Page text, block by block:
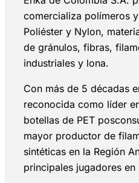
comercializa polímeros
Poliéster y Nylon,
de gránulos, fibras,
industriales y lona.
Con más de 5 décadas
reconocida como líder
botellas de PET
mayor productor de
sintéticas en la Región
principales jugadores en